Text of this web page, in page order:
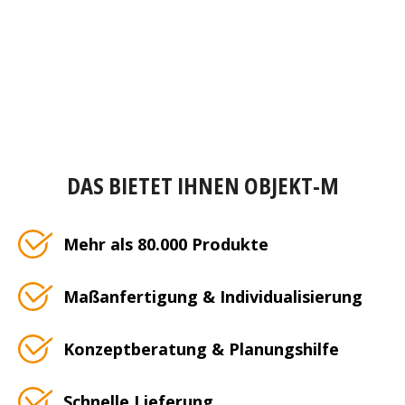
DAS BIETET IHNEN OBJEKT-M
Mehr als 80.000 Produkte
Maßanfertigung & Individualisierung
Konzeptberatung & Planungshilfe